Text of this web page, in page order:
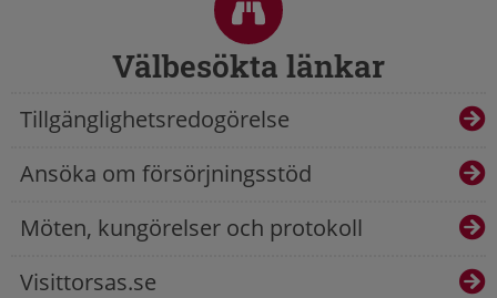
Välbesökta länkar
Tillgänglighetsredogörelse
Ansöka om försörjningsstöd
Möten, kungörelser och protokoll
Visittorsas.se